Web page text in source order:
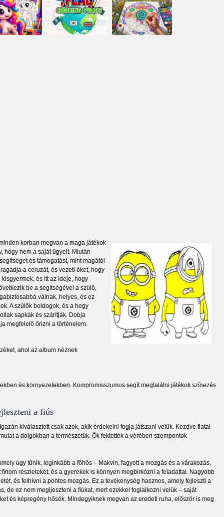
Hide &
Seek
Rajzoljon és
színezzen pixel
képeket
gyerekeknek:
húsvéti
barkácsjátékgyár
korban megvan a maga játékok
hogy nem a saját ügyeit. Miután
és támogatást, mint magától
a ceruzát, és vezeti őket, hogy
és itt az ideje, hogy
be a segítségével a szülő,
válnak, helyes, és ez
A szülők boldogok, és a hegy
sapkák és szárítják. Dobja
megfelelő őrizni a történelem.
ahol az album néznek
és környezetekben. Kompromisszumos segít megtalálni játékok színezés
a fiús
kiválasztott csak azok, akik érdekelni fogja játszani velük. Kezdve fiatal
a dolgokban a természetük. Ők fektették a vérében szempontok
úgy tűnik, leginkább a főhős – Makvin, fagyott a mozgás és a várakozás,
részleteket, és a gyerekek is könnyen megbirkózni a feladattal. Nagyobb
és felhívni a pontos mozgás. Ez a tevékenység hasznos, amely fejleszti a
de ez nem megijeszteni a fiúkat, mert ezekkel foglalkozni velük – saját
és képregény hősök. Mindegyiknek megvan az eredeti ruha, először is meg